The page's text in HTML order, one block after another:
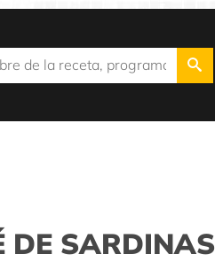
DE SARDINAS